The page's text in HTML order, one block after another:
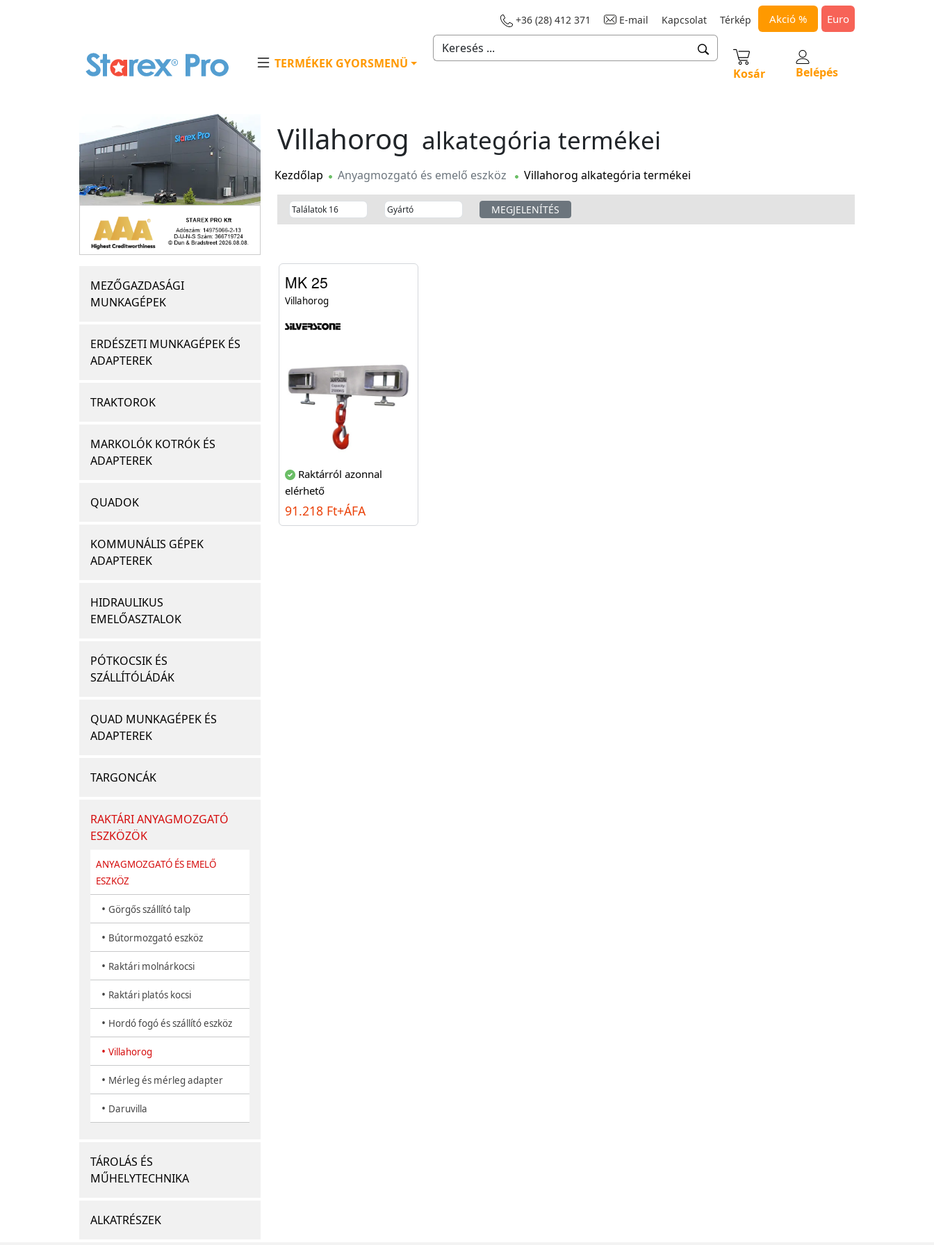
+36 (28) 412 371 E-mail Kapcsolat Térkép Akció % Euro
TERMÉKEK GYORSMENÜ
Kosár Belépés
MEZŐGAZDASÁGI
MUNKAGÉPEK
ERDÉSZETI MUNKAGÉPEK ÉS
ADAPTEREK
TRAKTOROK
MARKOLÓK KOTRÓK ÉS
ADAPTEREK
QUADOK
KOMMUNÁLIS GÉPEK
ADAPTEREK
HIDRAULIKUS
EMELŐASZTALOK
PÓTKOCSIK ÉS
SZÁLLÍTÓLÁDÁK
QUAD MUNKAGÉPEK ÉS
ADAPTEREK
TARGONCÁK
RAKTÁRI ANYAGMOZGATÓ
ESZKÖZÖK
ANYAGMOZGATÓ ÉS EMELŐ
ESZKÖZ
• Görgős szállító talp
• Bútormozgató eszköz
• Raktári molnárkocsi
• Raktári platós kocsi
• Hordó fogó és szállító eszköz
• Villahorog
• Mérleg és mérleg adapter
• Daruvilla
TÁROLÁS ÉS
MŰHELYTECHNIKA
ALKATRÉSZEK
Villahorog alkategória termékei
Kezdőlap Anyagmozgató és emelő eszköz Villahorog alkategória termékei
MK 25
Villahorog
Raktárról azonnal
elérhető
91.218 Ft+ÁFA